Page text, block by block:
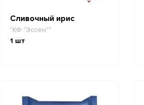
Сливочный ирис
"КФ "Эссен""
1 шт